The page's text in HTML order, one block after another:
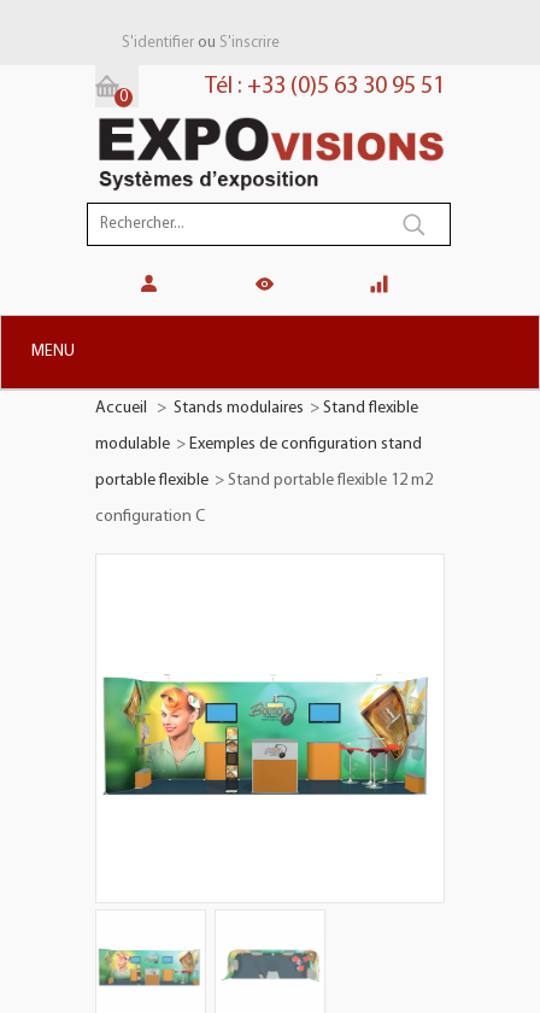
S'identifierou S'inscrire
Tél : +33 (0)5 63 30 95 51
Panier:
0
MENU
STANDS MODULAIRES
PLV EXTÉRIEURES
IMPRESSION GRAND FORMAT
Accueil > Stands modulaires > Stand flexible
modulable > Exemples de configuration stand
portable flexible > Stand portable flexible 12 m2
configuration C